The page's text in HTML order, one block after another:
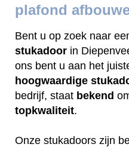
plafond
Bent u op zoek naar
stukadoor in
ons bent u aan het
hoogwaardige
bedrijf, staat bekend
topkwaliteit.
Onze stukadoors zijn